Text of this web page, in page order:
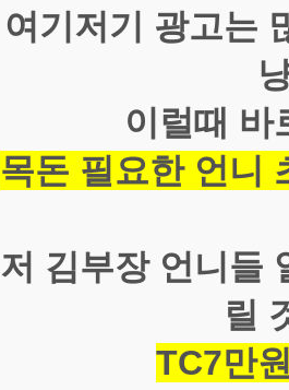
여기저기 광고는
이럴때 바
목돈 필요한 언니
저 김부장 언니들
릴
TC7만